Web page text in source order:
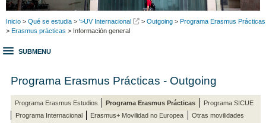
Inicio > Qué se estudia > '>UV Internacional > Outgoing > Programa Erasmus Prácticas
> Erasmus prácticas > Información general
SUBMENU
Programa Erasmus Prácticas - Outgoing
Programa Erasmus Estudios Programa Erasmus Prácticas
Programa SICUE
Programa Internacional
Erasmus+ Movilidad no Europea
Otras movilidades